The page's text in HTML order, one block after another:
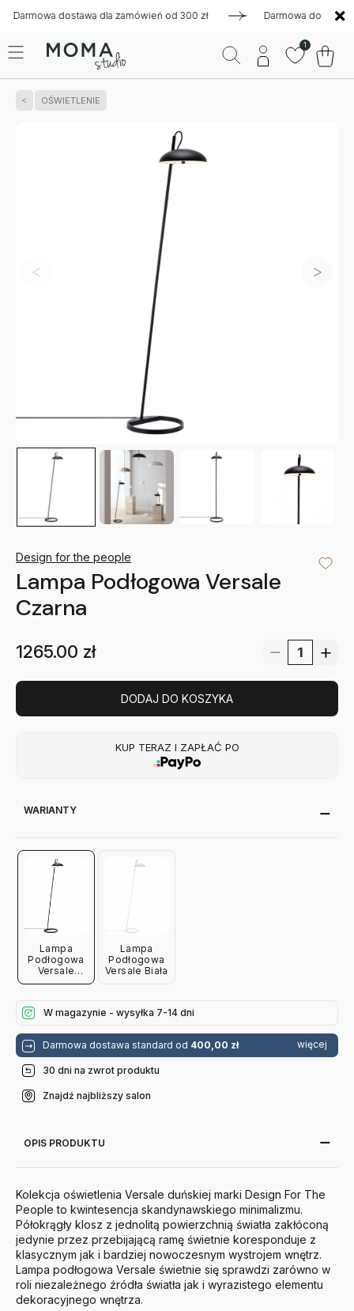
dostawa dla zamówień od 300 zł Darmowa dostawa dla
1
OŚWIETLENIE
Design for the people
Lampa Podłogowa Versale
Czarna
1265.00 zł
DODAJ DO KOSZYKA
KUP TERAZ I ZAPŁAĆ PO
WARIANTY
Lampa
Podłogowa
Versale
Czarna
Lampa
Podłogowa
Versale Biała
W magazynie - wysyłka 7-14 dni
Darmowa dostawa standard od 400,00 zł więcej
30 dni na zwrot produktu
Znajdź najbliższy salon
OPIS PRODUKTU
Kolekcja oświetlenia Versale duńskiej marki Design For The
People to kwintesencja skandynawskiego minimalizmu.
Półokrągły klosz z jednolitą powierzchnią światła zakłóconą
jedynie przez przebijającą ramę świetnie koresponduje z
klasycznym jak i bardziej nowoczesnym wystrojem wnętrz.
Lampa podłogowa Versale świetnie się sprawdzi zarówno w
roli niezależnego źródła światła jak i wyrazistego elementu
dekoracyjnego wnętrza.